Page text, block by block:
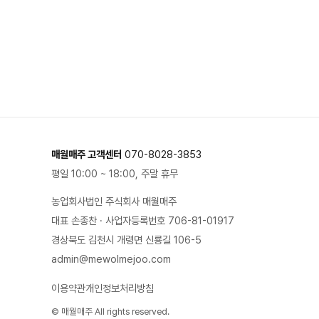
매월매주 고객센터 070-8028-3853
평일 10:00 ~ 18:00, 주말 휴무
농업회사법인 주식회사 매월매주
대표 손종찬 · 사업자등록번호 706-81-01917
경상북도 김천시 개령면 신룡길 106-5
admin@mewolmejoo.com
이용약관개인정보처리방침
© 매월매주 All rights reserved.